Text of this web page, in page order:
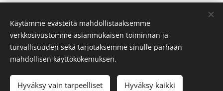
varrella ja palvelemme asiakkaita koko Vantaan
alueella.
👉 Helppo tulla – nopea palvelu.
Käytämme evästeitä mahdollistaaksemme
verkkosivustomme asianmukaisen toiminnan ja
turvallisuuden sekä tarjotaksemme sinulle parhaan
mahdollisen käyttökokemuksen.
Hyväksy vain tarpeelliset Hyväksy kaikki